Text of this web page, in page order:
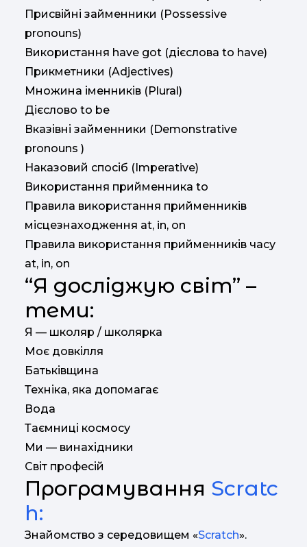
Присвійні займенники (Possessive
pronouns)
Використання have got (дієслова to have)
Прикметники (Adjectives)
Множина іменників (Plural)
Дієслово to be
Вказівні займенники (Demonstrative
pronouns )
Наказовий спосіб (Imperative)
Використання прийменника to
Правила використання прийменників
місцезнаходження at, in, on
Правила використання прийменників часу
at, in, on
“Я досліджую світ” –
теми:
Я — школяр / школярка
Моє довкілля
Батьківщина
Техніка, яка допомагає
Вода
Таємниці космосу
Ми — винахідники
Світ професій
Програмування Scratc
h:
Знайомство з середовищем «Scratch».